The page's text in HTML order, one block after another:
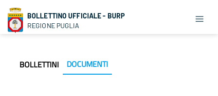
BOLLETTINO UFFICIALE - BURP
REGIONE PUGLIA
BOLLETTINI DOCUMENTI